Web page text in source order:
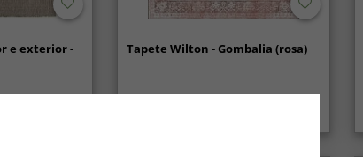
e exterior -
Tapete Wilton - Gombalia (rosa)